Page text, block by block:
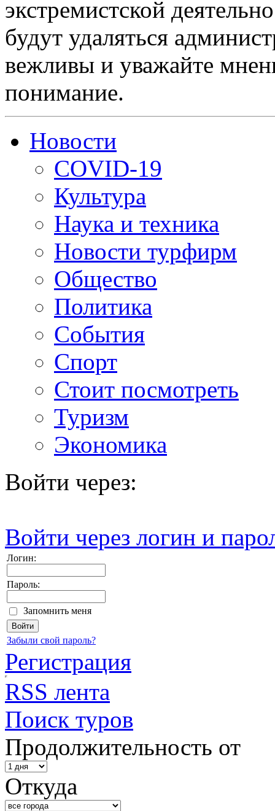
экстремистской
будут удаляться
вежливы и уважайте
понимание.
Новости
COVID-19
Культура
Наука и техника
Новости турфирм
Общество
Политика
События
Спорт
Стоит посмотреть
Туризм
Экономика
Войти через:
Войти через логин и
Логин:
Пароль:
Запомнить меня
Забыли свой пароль?
Регистрация
RSS лента
Поиск туров
Продолжительность от
Откуда